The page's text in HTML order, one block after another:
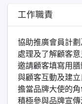
工作職責
協助推廣會員計
處理及了解顧客
邀請顧客填寫用
與顧客互動及建
擔當品牌大使的角
積極參與品牌宣傳